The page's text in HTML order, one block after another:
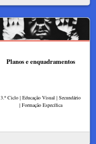
Planos e enquadramentos
3.º Ciclo | Educação Visual | Secundário
| Formação Específica